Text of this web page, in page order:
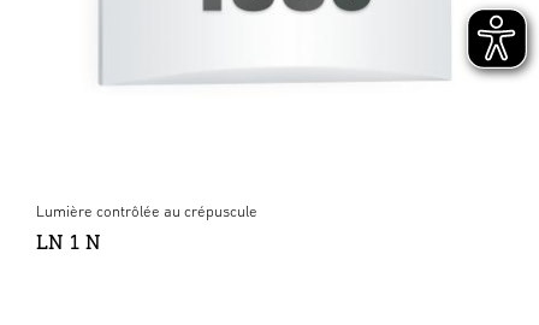
Lumière contrôlée au crépuscule
LN 1 N